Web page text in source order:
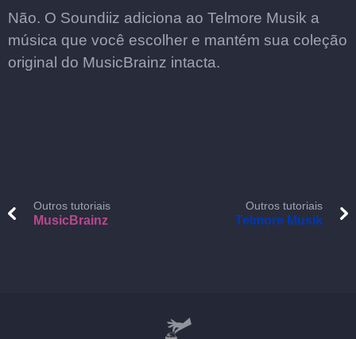
Não. O Soundiiz adiciona ao Telmore Musik a
música que você escolher e mantém sua coleção
original do MusicBrainz intacta.
Outros tutoriais
MusicBrainz
Outros tutoriais
Telmore Musik